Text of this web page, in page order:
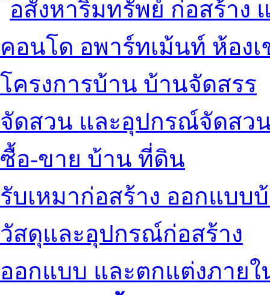
คอนโด อพาร์ทเม้นท์ ห้องเ
โครงการบ้าน บ้านจัดสรร
จัดสวน และอุปกรณ์จัดสว
ซื้อ-ขาย บ้าน ที่ดิน
รับเหมาก่อสร้าง ออกแบบ
วัสดุและอุปกรณ์ก่อสร้าง
ออกแบบ และตกแต่งภายใ